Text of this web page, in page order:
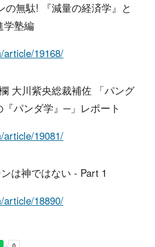
の無駄! 『減量の経済学』と
学塾編
article/19168/
大川紫央総裁補佐 「パング
パンダ学』─」レポート
article/19081/
は神ではない - Part 1
article/18890/